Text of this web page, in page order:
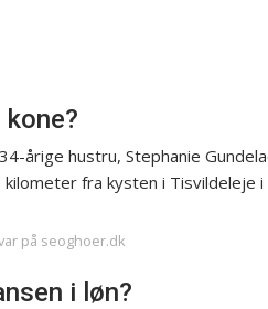
årige hustru, Stephanie
fra kysten i
på seoghoer.dk
i løn?